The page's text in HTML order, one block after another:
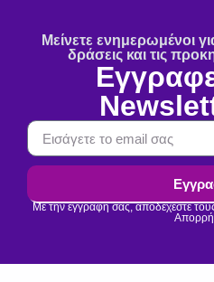
Μείνετε ενημερωμένοι
δράσεις και τις
Με την εγγραφή σας, αποδέχεστε